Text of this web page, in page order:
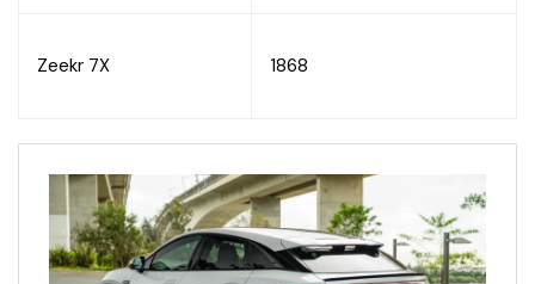
Zeekr 7X 1868